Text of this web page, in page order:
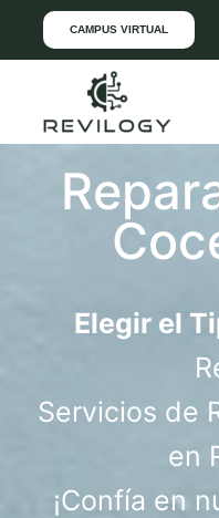
CAMPUS VIRTUAL
Elegir el
Servicios de
en
¡Confía en